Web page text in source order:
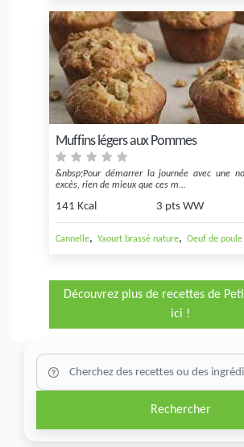
Muffins légers aux Pommes
&nbsp;Pour démarrer la journée avec une
excès, rien de mieux que ces m...
141 Kcal 3 pts WW
Cannelle, Yaourt brassé nature, Oeuf de
Découvrez plus de recettes de
ici !
Rechercher